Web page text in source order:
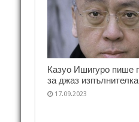
Казуо Ишигуро пише
за джаз изпълнителка
17.09.2023